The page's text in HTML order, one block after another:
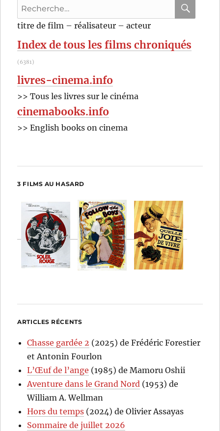
Recherche
pour
:
titre de film – réalisateur – acteur
Index de tous les films chroniqués
(6381)
livres-cinema.info
>> Tous les livres sur le cinéma
cinemabooks.info
>> English books on cinema
3 FILMS AU HASARD
ARTICLES RÉCENTS
Chasse gardée 2 (2025) de Frédéric Forestier
et Antonin Fourlon
L’Œuf de l’ange (1985) de Mamoru Oshii
Aventure dans le Grand Nord (1953) de
William A. Wellman
Hors du temps (2024) de Olivier Assayas
Sommaire de juillet 2026